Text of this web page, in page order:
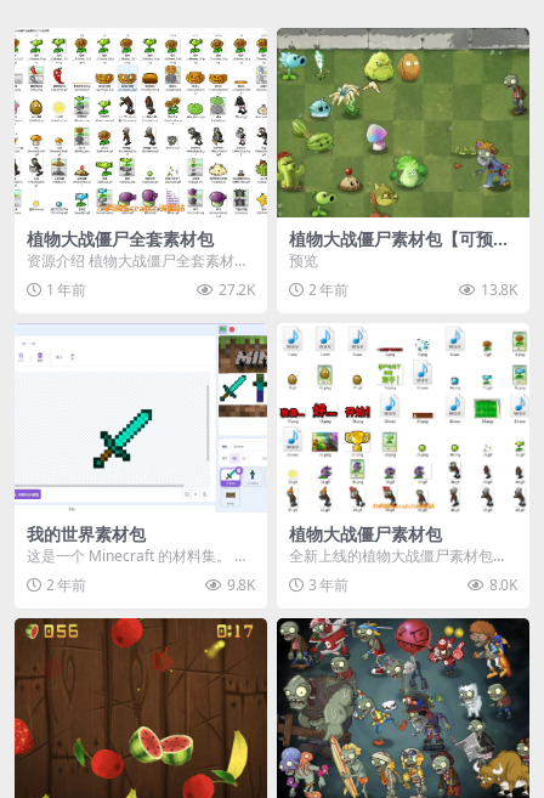
植物大战僵尸全套素材包
资源介绍 植物大战僵尸全套素材
包，包含227个丰富多样的素材，
涵盖角色、背景、动...
1 年前 27.2K
植物大战僵尸素材包【可预
览】
预览
2 年前
13.8K
我的世界素材包
这是一个 Minecraft 的材料集。 操
作方法如下： 工具 → 右箭头 怪物...
2 年前 9.8K
植物大战僵尸素材包
全新上线的植物大战僵尸素材包，
内含48个精选资源，涵盖角色、场
景、音效等多样内容...
3 年前 8.0K